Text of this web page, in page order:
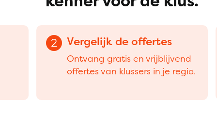
2 Vergelijk de offertes
Ontvang gratis en vrijblijvend
offertes van klussers in je regio.